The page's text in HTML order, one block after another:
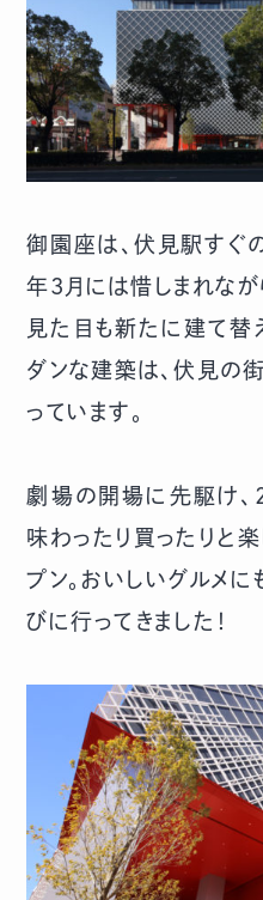
御園座は、伏見駅すぐ
年3月には惜しまれなが
見た目も新たに建て替
ダンな建築は、伏見の
っています。
劇場の開場に先駆け、
味わったり買ったりと
プン。おいしいグルメ
びに行ってきました！